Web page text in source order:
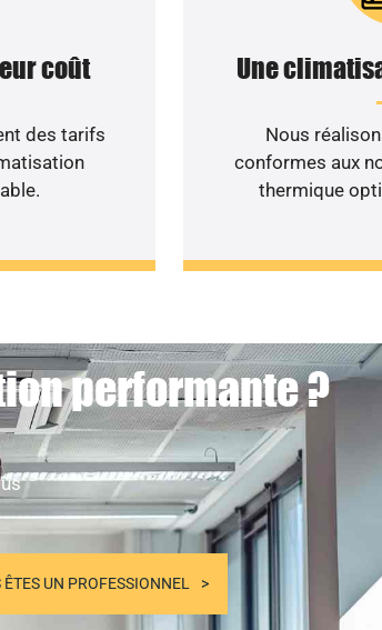
coût
des tarifs
Une
Nous
conformes aux
thermique
performante ?
ÊTES UN PROFESSIONNEL